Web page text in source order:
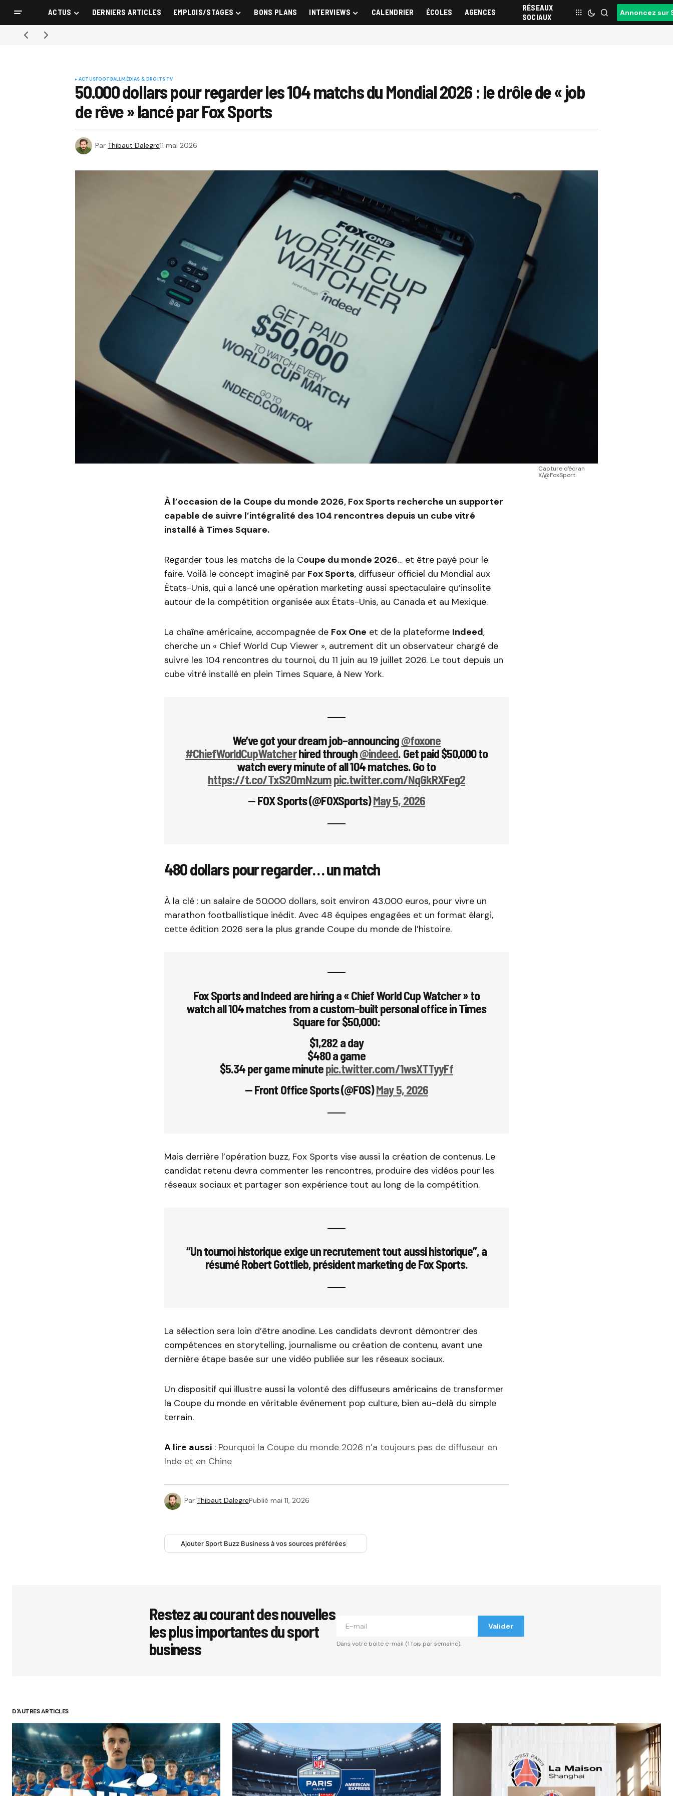
ACTUS DERNIERS ARTICLES EMPLOIS/STAGES BONS PLANS INTERVIEWS CALENDRIER ÉCOLES AGENCES
RÉSEAUX
SOCIAUX
Annoncez sur
ACTUSFOOTBALLMÉDIAS & DROITS TV
50.000 dollars pour regarder les 104 matchs du Mondial 2026 : le drôle de « job
de rêve » lancé par Fox Sports
Par Thibaut Dalegre11 mai 2026
Capture d'écran
X/@FoxSport
À l’occasion de la Coupe du monde 2026, Fox Sports recherche un supporter
capable de suivre l’intégralité des 104 rencontres depuis un cube vitré
installé à Times Square.
Regarder tous les matchs de la Coupe du monde 2026… et être payé pour le
faire. Voilà le concept imaginé par Fox Sports, diffuseur officiel du Mondial aux
États-Unis, qui a lancé une opération marketing aussi spectaculaire qu’insolite
autour de la compétition organisée aux États-Unis, au Canada et au Mexique.
La chaîne américaine, accompagnée de Fox One et de la plateforme Indeed,
cherche un « Chief World Cup Viewer », autrement dit un observateur chargé de
suivre les 104 rencontres du tournoi, du 11 juin au 19 juillet 2026. Le tout depuis un
cube vitré installé en plein Times Square, à New York.
We’ve got your dream job–announcing@foxone
#ChiefWorldCupWatcherhired through@indeed. Get paid $50,000 to
watch every minute of all 104 matches. Go to
https://t.co/TxS2OmNzumpic.twitter.com/NqGkRXFeg2
— FOX Sports (@FOXSports)May 5, 2026
480 dollars pour regarder… un match
À la clé : un salaire de 50.000 dollars, soit environ 43.000 euros, pour vivre un
marathon footballistique inédit. Avec 48 équipes engagées et un format élargi,
cette édition 2026 sera la plus grande Coupe du monde de l’histoire.
Fox Sports and Indeed are hiring a « Chief World Cup Watcher » to
watch all 104 matches from a custom-built personal office in Times
Square for $50,000:
$1,282 a day
$480 a game
$5.34 per game minutepic.twitter.com/1wsXTTyyFf
— Front Office Sports (@FOS)May 5, 2026
Mais derrière l’opération buzz, Fox Sports vise aussi la création de contenus. Le
candidat retenu devra commenter les rencontres, produire des vidéos pour les
réseaux sociaux et partager son expérience tout au long de la compétition.
“Un tournoi historique exige un recrutement tout aussi historique”, a
résumé Robert Gottlieb, président marketing de Fox Sports.
La sélection sera loin d’être anodine. Les candidats devront démontrer des
compétences en storytelling, journalisme ou création de contenu, avant une
dernière étape basée sur une vidéo publiée sur les réseaux sociaux.
Un dispositif qui illustre aussi la volonté des diffuseurs américains de transformer
la Coupe du monde en véritable événement pop culture, bien au-delà du simple
terrain.
A lire aussi : Pourquoi la Coupe du monde 2026 n’a toujours pas de diffuseur en
Inde et en Chine
Par Thibaut DalegrePublié mai 11, 2026
Ajouter Sport Buzz Business à vos sources préférées
Restez au courant des nouvelles
les plus importantes du sport
business
Valider
Dans votre boite e-mail (1 fois par semaine).
D'AUTRES ARTICLES